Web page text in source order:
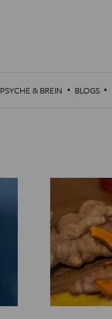
PSYCHE & BREIN · BLOGS ·